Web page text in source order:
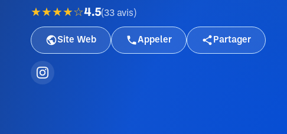
★★★★☆4.5(33 avis )
Site Web Appeler Partager